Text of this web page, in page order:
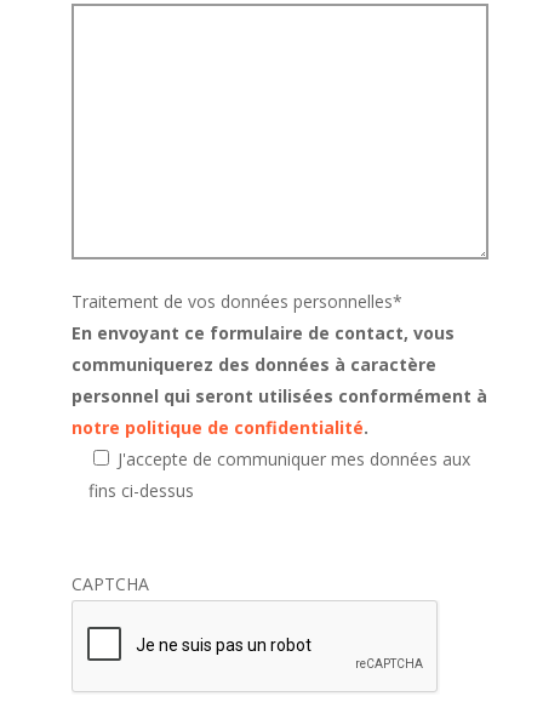
Traitement de vos données personnelles*
En envoyant ce formulaire de contact, vous
communiquerez des données à caractère
personnel qui seront utilisées conformément à
notre politique de confidentialité.
J'accepte de communiquer mes données aux
fins ci-dessus
CAPTCHA